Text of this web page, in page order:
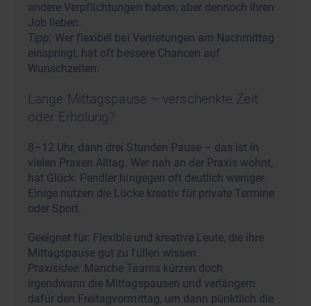
andere Verpflichtungen haben, aber dennoch ihren
Job lieben.
Tipp: Wer flexibel bei Vertretungen am Nachmittag
einspringt, hat oft bessere Chancen auf
Wunschzeiten.
Lange Mittagspause – verschenkte Zeit
oder Erholung?
8–12 Uhr, dann drei Stunden Pause – das ist in
vielen Praxen Alltag. Wer nah an der Praxis wohnt,
hat Glück. Pendler hingegen oft deutlich weniger.
Einige nutzen die Lücke kreativ für private Termine
oder Sport.
Geeignet für: Flexible und kreative Leute, die ihre
Mittagspause gut zu füllen wissen.
Praxisidee: Manche Teams kürzen doch
irgendwann die Mittagspausen und verlängern
dafür den Freitagvormittag, um dann pünktlich die